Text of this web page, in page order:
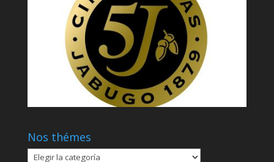
Nos thémes
Nos